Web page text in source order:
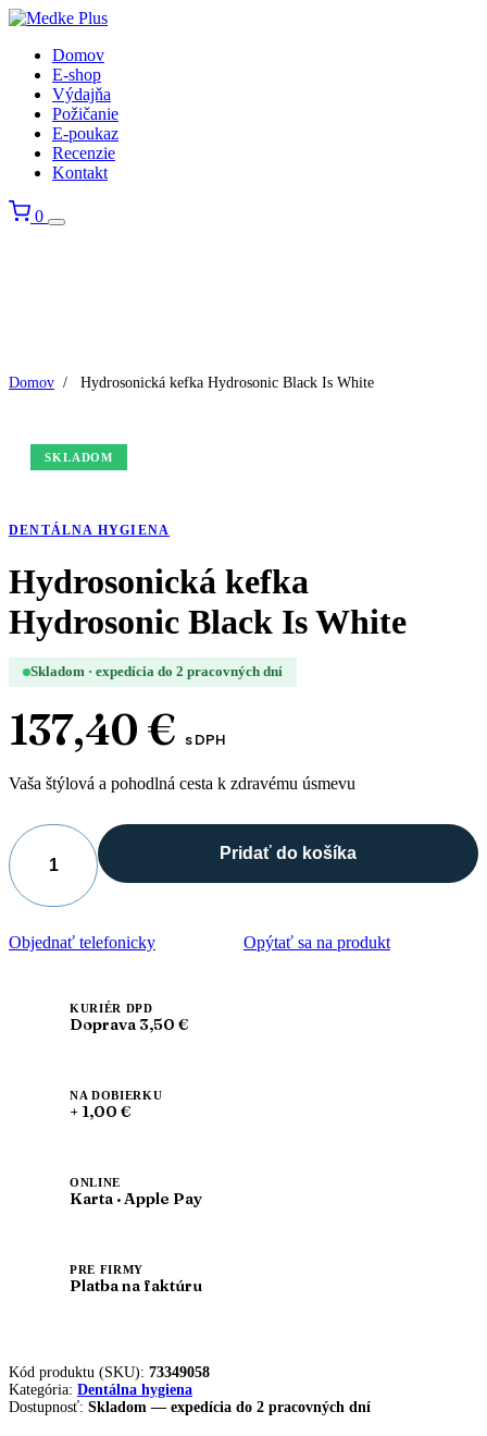
Domov
E-shop
Výdajňa
Požičanie
E-poukaz
Recenzie
Kontakt
0
Domov / Hydrosonická kefka Hydrosonic Black Is White
SKLADOM
DENTÁLNA HYGIENA
Hydrosonická kefka
Hydrosonic Black Is White
Skladom · expedícia do 2 pracovných dní
137,40 € s DPH
Vaša štýlová a pohodlná cesta k zdravému úsmevu
množstvo
Hydrosonická
kefka
Hydrosonic
Black
Pridať do košíka
Objednať telefonicky Opýtať sa na produkt
KURIÉR DPD
Doprava 3,50 €
NA DOBIERKU
+ 1,00 €
ONLINE
Karta · Apple Pay
PRE FIRMY
Platba na faktúru
Kód produktu (SKU): 73349058
Kategória: Dentálna hygiena
Dostupnosť: Skladom — expedícia do 2 pracovných dní